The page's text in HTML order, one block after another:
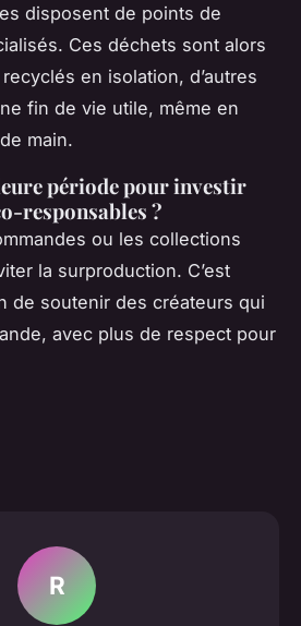
disposent de points de
Ces déchets sont alors
en isolation, d’autres
fin de vie utile, même en
main.
période pour investir
responsables ?
ou les collections
la surproduction. C’est
de soutenir des créateurs qui
avec plus de respect pour
R